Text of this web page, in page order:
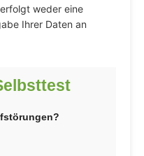
weder eine
Ihrer Daten an